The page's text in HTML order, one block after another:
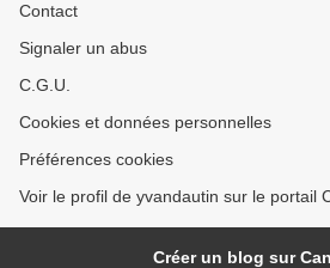
Contact
Signaler un abus
C.G.U.
Cookies et données personnelles
Préférences cookies
Voir le profil de yvandautin sur le portail
Créer un blog sur